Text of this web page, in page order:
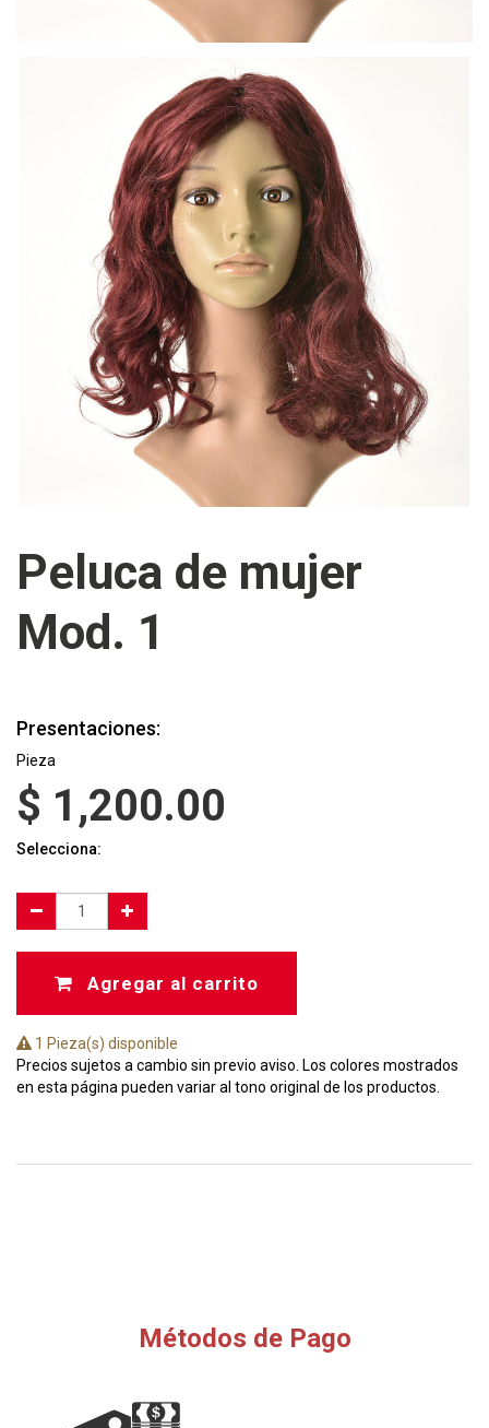
Peluca de mujer
Mod. 1
Presentaciones:
Pieza
$ 1,200.00
Selecciona:
Agregar al carrito
1 Pieza(s) disponible
Precios sujetos a cambio sin previo aviso. Los colores mostrados
en esta página pueden variar al tono original de los productos.
Métodos de Pago